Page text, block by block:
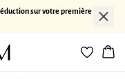
sur votre première